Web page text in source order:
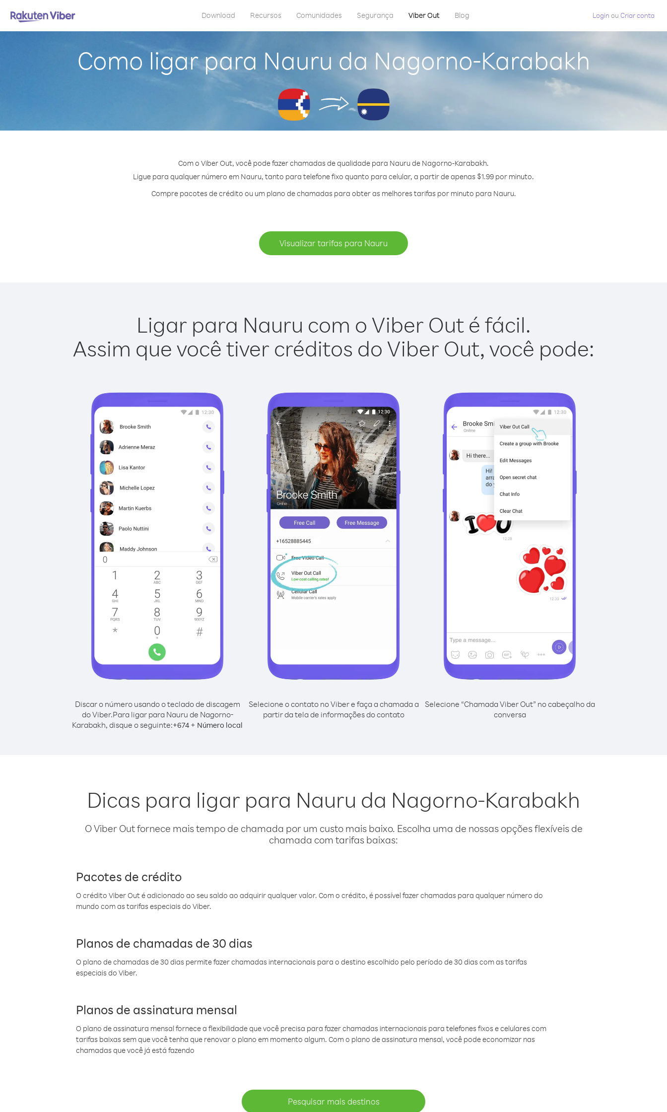
Download Recursos Comunidades Segurança Viber Out Blog Login ou Criar conta
Como ligar para Nauru da Nagorno-Karabakh
Com o Viber Out, você pode fazer chamadas de qualidade para Nauru de Nagorno-Karabakh.
Ligue para qualquer número em Nauru, tanto para telefone fixo quanto para celular, a partir de apenas $1.99 por minuto.
Compre pacotes de crédito ou um plano de chamadas para obter as melhores tarifas por minuto para Nauru.
Visualizar tarifas para Nauru
Ligar para Nauru com o Viber Out é fácil.
Assim que você tiver créditos do Viber Out, você pode:
Discar o número usando o teclado de discagem
do Viber.Para ligar para Nauru de Nagorno-
Karabakh, disque o seguinte:+674 + Número local
Selecione o contato no Viber e faça a chamada a
partir da tela de informações do contato
Selecione “Chamada Viber Out” no cabeçalho da
conversa
Dicas para ligar para Nauru da Nagorno-Karabakh
O Viber Out fornece mais tempo de chamada por um custo mais baixo. Escolha uma de nossas opções flexíveis de
chamada com tarifas baixas:
Pacotes de crédito
O crédito Viber Out é adicionado ao seu saldo ao adquirir qualquer valor. Com o crédito, é possível fazer chamadas para qualquer número do
mundo com as tarifas especiais do Viber.
Planos de chamadas de 30 dias
O plano de chamadas de 30 dias permite fazer chamadas internacionais para o destino escolhido pelo período de 30 dias com as tarifas
especiais do Viber.
Planos de assinatura mensal
O plano de assinatura mensal fornece a flexibilidade que você precisa para fazer chamadas internacionais para telefones fixos e celulares com
tarifas baixas sem que você tenha que renovar o plano em momento algum. Com o plano de assinatura mensal, você pode economizar nas
chamadas que você já está fazendo
Pesquisar mais destinos